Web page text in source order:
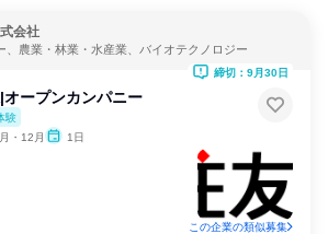
会社
、農業・林業・水産業、バイオテクノロジー
オープンカンパニー
験
・12月 1日
締切：9月30日
この企業の類似募集